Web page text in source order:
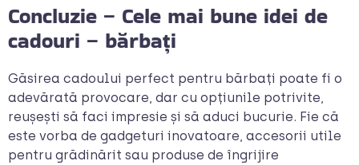
Concluzie – Cele mai bune idei de
cadouri – bărbați
Găsirea cadoului perfect pentru bărbați poate fi o
adevărată provocare, dar cu opțiunile potrivite,
reușești să faci impresie și să aduci bucurie. Fie că
este vorba de gadgeturi inovatoare, accesorii utile
pentru grădinărit sau produse de îngrijire